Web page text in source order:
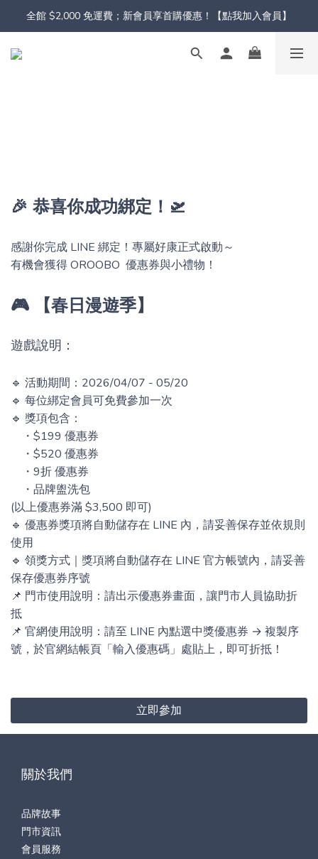
全館 $2,000 免運費；新會員享首購優惠！【點我加入會員】
🎉 恭喜你成功綁定！🛫
感謝你完成 LINE 綁定！專屬好康正式啟動～
有機會獲得 OROOBO 優惠券與小禮物！
🎮 【春日漫遊季】
遊戲說明：
🔹 活動期間：2026/04/07 - 05/20
🔹 每位綁定會員可免費參加一次
🔹 獎項包含：
・$199 優惠券
・$520 優惠券
・9折 優惠券
・品牌盥洗包
(以上優惠券滿 $3,500 即可)
🔹 優惠券獎項將自動儲存在 LINE 內，請妥善保存並依規則
使用
🔹 領獎方式｜獎項將自動儲存在 LINE 官方帳號內，請妥善
保存優惠券序號
📌 門市使用說明：請出示優惠券畫面，讓門市人員協助折
抵
📌 官網使用說明：請至 LINE 內點選中獎優惠券 → 複製序
號，於官網結帳頁「輸入優惠碼」處貼上，即可折抵！
立即參加
關於我們
品牌故事
門市資訊
會員服務